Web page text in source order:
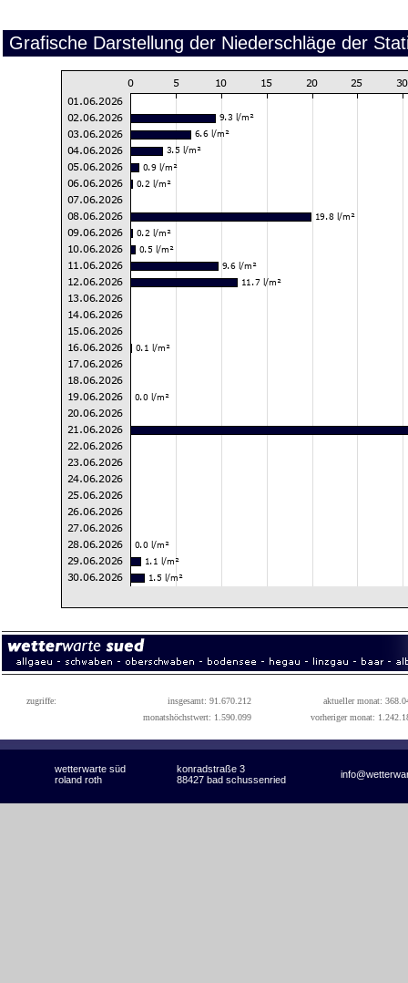
Grafische Darstellung der Niederschläge der
zugriffe: insgesamt: 91.670.212
aktueller monat:
monatshöchstwert: 1.590.099
vorheriger monat:
wetterwarte süd konradstraße 3
roland roth 88427 bad schussenried